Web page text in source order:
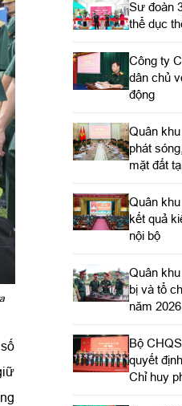
Sư đoàn
thể dục
Công ty
dân chủ
động
Quân
phát
mặt đất
Quân
kết quả
nội bộ
Quân
bị và tổ
năm
Bộ
quyết
Chỉ huy